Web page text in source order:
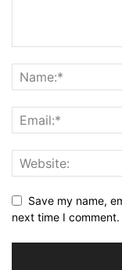
Save my name,
next time I comment.